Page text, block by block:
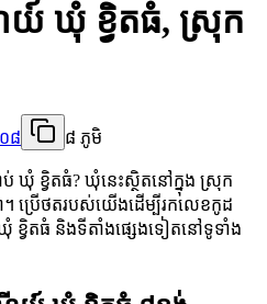
ឃុំ ខ្វិតធំ, ស្រុក
៨ ៨ ភូមិ
ខ្វិតធំ? ឃុំនេះស្ថិតនៅក្នុង ស្រុក
ា។ ប្រើថតរបស់យើងដើម្បីរកលេខកូដ
វិតធំ និងទីតាំងផ្សេងទៀតនៅទូទាំង